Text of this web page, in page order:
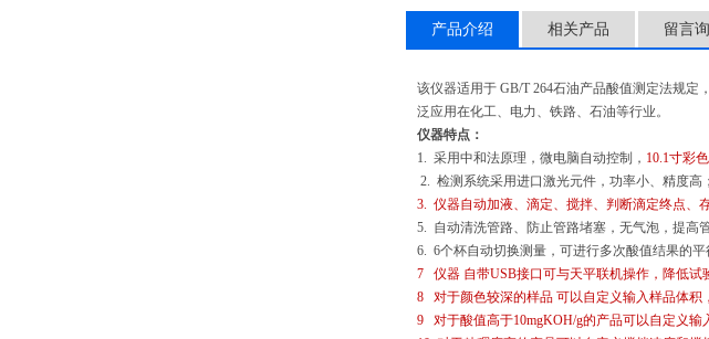
产品介绍 相关产品 留言
该仪器适用于 GB/T 264石油产品酸值测定法规定，
泛应用在化工、电力、铁路、石油等行业。
仪器特点：
1. 采用中和法原理，微电脑自动控制， 10.1寸彩
2. 检测系统采用进口激光元件，功率小、精度高；
3. 仪器自动加液、滴定、搅拌、判断滴定终点、
5. 自动清洗管路、防止管路堵塞，无气泡，提高
6. 6个杯自动切换测量，可进行多次酸值结果的平
7 仪器 自带USB接口可与天平联机操作，降低试
8 对于颜色较深的样品 可以自定义输入样品体积
9 对于酸值高于10mgKOH/g的产品可以自定义输